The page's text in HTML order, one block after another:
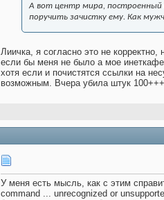
А вот центр мира, построенный
поручить зачистку ему. Как
Лиичка, я согласно это не
если бы меня не было а мое
хотя если и почистятся ссылки на
возможным. Вчера убила штук
У меня есть мысль, как с этим
command ... unrecognized or